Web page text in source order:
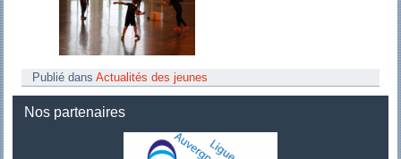
Publié dans Actualités des jeunes
Nos partenaires